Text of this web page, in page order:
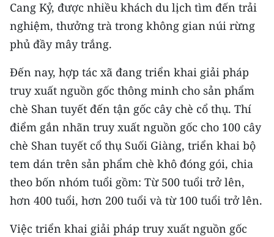
ESPAÑOL
한국어
Cang Kỷ, được nhiều khách du lịch tìm đến trải
nghiệm, thưởng trà trong không gian núi rừng
phủ đầy mây trắng.
Đến nay, hợp tác xã đang triển khai giải pháp
truy xuất nguồn gốc thông minh cho sản phẩm
chè Shan tuyết đến tận gốc cây chè cổ thụ. Thí
điểm gắn nhãn truy xuất nguồn gốc cho 100 cây
chè Shan tuyết cổ thụ Suối Giàng, triển khai bộ
tem dán trên sản phẩm chè khô đóng gói, chia
theo bốn nhóm tuổi gồm: Từ 500 tuổi trở lên,
hơn 400 tuổi, hơn 200 tuổi và từ 100 tuổi trở lên.
Việc triển khai giải pháp truy xuất nguồn gốc